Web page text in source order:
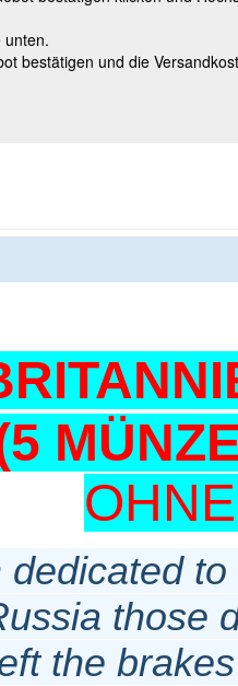
unten.
bestätigen und die
the